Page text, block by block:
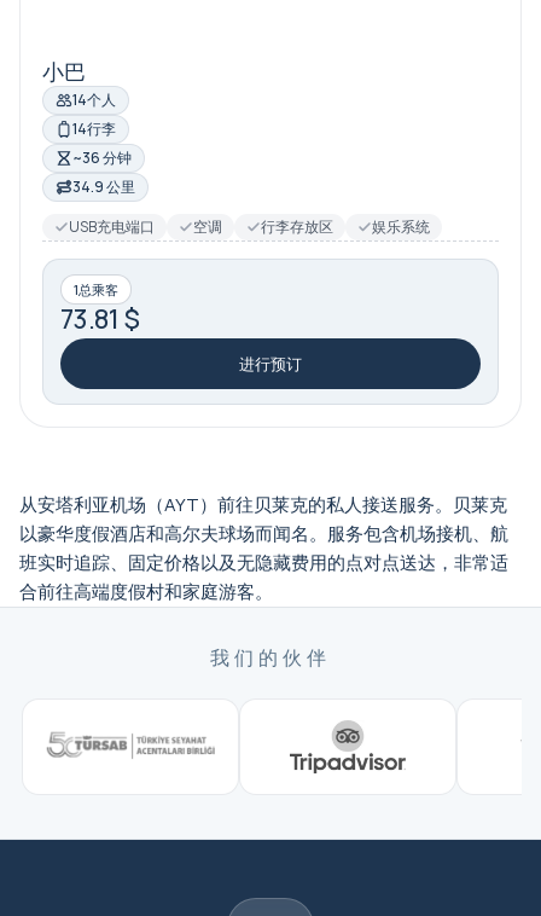
小巴
14个人
14行李
~36 分钟
34.9 公里
USB充电端口
空调 行李存放区 娱乐系统
1总乘客
73.81 $
进行预订
从安塔利亚机场（AYT）前往贝莱克的私人接送服务。贝莱克
以豪华度假酒店和高尔夫球场而闻名。服务包含机场接机、航
班实时追踪、固定价格以及无隐藏费用的点对点送达，非常适
合前往高端度假村和家庭游客。
我们的伙伴